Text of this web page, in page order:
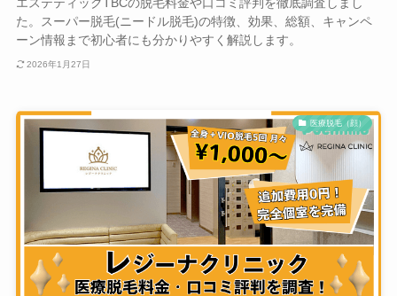
た。スーパー脱毛(ニードル脱毛)の特徴、効果、総額、キャンペ
ーン情報まで初心者にも分かりやすく解説します。
2026年1月27日
医療脱毛（顔）